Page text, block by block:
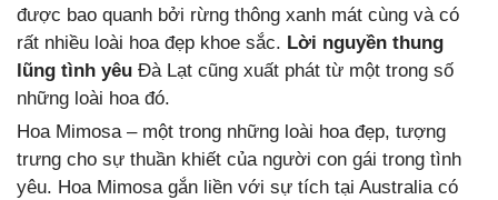
được bao quanh bởi rừng thông xanh mát cùng và có
rất nhiều loài hoa đẹp khoe sắc. Lời nguyền thung
lũng tình yêu Đà Lạt cũng xuất phát từ một trong số
những loài hoa đó.
Hoa Mimosa – một trong những loài hoa đẹp, tượng
trưng cho sự thuần khiết của người con gái trong tình
yêu. Hoa Mimosa gắn liền với sự tích tại Australia có